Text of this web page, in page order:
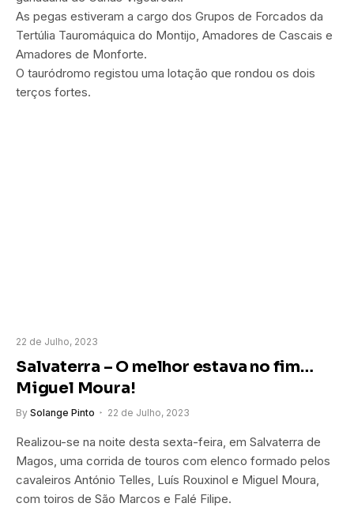
As pegas estiveram a cargo dos Grupos de Forcados da
Tertúlia Tauromáquica do Montijo, Amadores de Cascais e
Amadores de Monforte.
O tauródromo registou uma lotação que rondou os dois
terços fortes.
22 de Julho, 2023
Salvaterra – O melhor estava no fim…
Miguel Moura!
By Solange Pinto 22 de Julho, 2023
Realizou-se na noite desta sexta-feira, em Salvaterra de
Magos, uma corrida de touros com elenco formado pelos
cavaleiros António Telles, Luís Rouxinol e Miguel Moura,
com toiros de São Marcos e Falé Filipe.